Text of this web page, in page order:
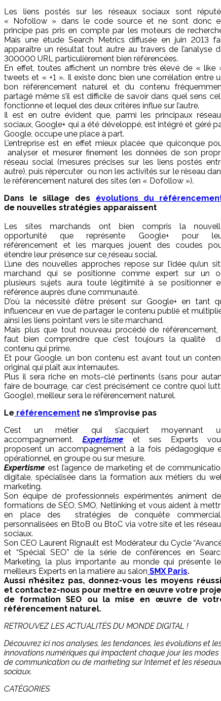
Les liens postés sur les réseaux sociaux sont
« Nofollow » dans le code source et ne sont donc
principe pas pris en compte par les moteurs de
Mais une étude Search Metrics diffusée en juin 2013
apparaître un résultat tout autre au travers de l’analyse
300000 URL particulièrement bien référencées.
En effet, toutes affichent un nombre très élevé de « like
tweets et « +1 ». Il existe donc bien une corrélation entre
bon référencement naturel et du contenu
partagé même s’il est difficile de savoir dans quel sens
fonctionne et lequel des deux critères influe sur l’autre.
Il est en outre évident que, parmi les principaux
sociaux, Google+ qui a été développé, est intégré et géré
Google, occupe une place à part.
L’entreprise est en effet mieux placée que quiconque
analyser et mesurer finement les données de son
réseau social (mesures précises sur les liens postés
autre), puis répercuter ou non les activités sur le réseau
le référencement naturel des sites (en « Dofollow »).
Dans le sillage des évolutions du
de nouvelles stratégies apparaissent
Les sites marchands ont bien compris la
opportunité que représente Google+ pour
référencement et les marques jouent des coudes
étendre leur présence sur ce réseau social.
L’une des nouvelles approches repose sur l’idée qu’un
marchand qui se positionne comme expert sur un
plusieurs sujets aura toute légitimité à se positionner
référence auprès d’une communauté.
D’où la nécessité d’être présent sur Google+ en tant
influenceur en vue de partager le contenu publié et
ainsi les liens pointant vers le site marchand.
Mais plus que tout nouveau procédé de référencement,
faut bien comprendre que c’est toujours la qualité
contenu qui prime.
Et pour Google, un bon contenu est avant tout un
original qui plaît aux internautes.
Plus il sera riche en mots-clé pertinents (sans pour
faire de bourrage, car c’est précisément ce contre quoi
Google), meilleur sera le référencement naturel.
Le référencement ne s’improvise pas
C’est un métier qui s’acquiert moyennant
accompagnement.Expertisme et ses Experts
proposent un accompagnement à la fois pédagogique
opérationnel, en groupe ou sur mesure.
Expertisme est l’agence de marketing et de
digitale, spécialisée dans la formation aux métiers du
marketing.
Son équipe de professionnels expérimentés animent
formations de SEO, SMO, Netlinking et vous aident à
en place des stratégies de conquête
personnalisées en BtoB ou BtoC via votre site et les
sociaux.
Son CEO Laurent Rignault est Modérateur du Cycle
et “Spécial SEO” de la série de conférences en
Marketing, la plus importante au monde qui présente
meilleurs Experts en la matière au salon SMX Paris.
Aussi n’hésitez pas, donnez-vous les moyens
et contactez-nous pour mettre en œuvre votre
de formation SEO ou la mise en œuvre de
référencement naturel.
RETROUVEZ LES ACTUALITÉS DU MONDE DIGITAL !
Découvrez ici nos analyses, les tendances, les évolutions et
innovations numériques qui impactent chaque jour les modes
de communication ou de marketing sur Internet et les
sociaux.
CATÉGORIES